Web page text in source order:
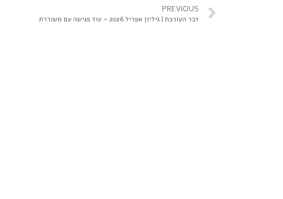
PREVIOUS
דבר העורכת | גיליון אפריל 2026 – עוד פגישה עם משוררת